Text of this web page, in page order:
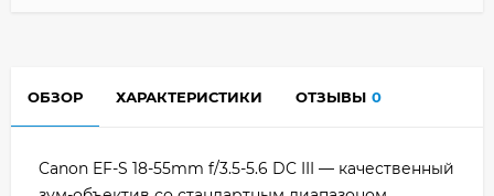
ОБЗОР ХАРАКТЕРИСТИКИ ОТЗЫВЫ 0
Canon EF-S 18-55mm f/3.5-5.6 DC III — качественный